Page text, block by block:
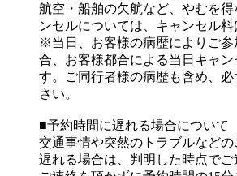
航空・船舶の欠航など、やむを
ンセルについては、キャンセル料
※当日、お客様の病歴によりご参
合、お客様都合による当日キャン
す。ご同行者様の病歴も含め、
さい。
■予約時間に遅れる場合について
交通事情や突然のトラブルなど
遅れる場合は、判明した時点でご